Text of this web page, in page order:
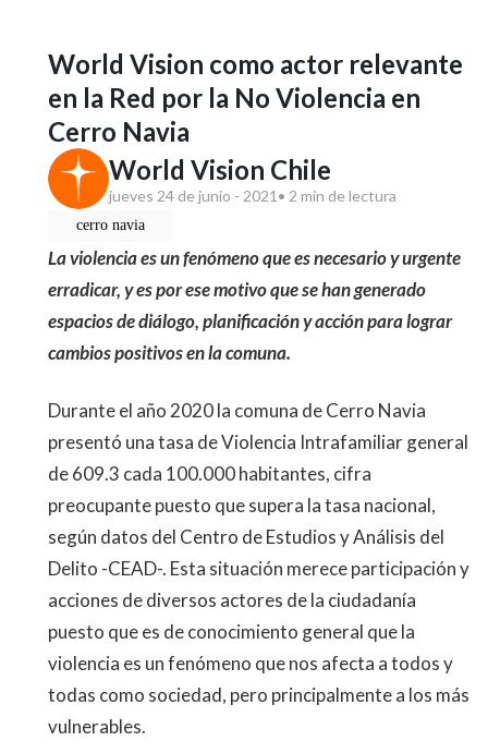
World Vision como actor relevante
en la Red por la No Violencia en
Cerro Navia
World Vision Chile
jueves 24 de junio - 2021 • 2 min de lectura
cerro navia
La violencia es un fenómeno que es necesario y urgente
erradicar, y es por ese motivo que se han generado
espacios de diálogo, planificación y acción para lograr
cambios positivos en la comuna.
Durante el año 2020 la comuna de Cerro Navia
presentó una tasa de Violencia Intrafamiliar general
de 609.3 cada 100.000 habitantes, cifra
preocupante puesto que supera la tasa nacional,
según datos del Centro de Estudios y Análisis del
Delito -CEAD-. Esta situación merece participación y
acciones de diversos actores de la ciudadanía
puesto que es de conocimiento general que la
violencia es un fenómeno que nos afecta a todos y
todas como sociedad, pero principalmente a los más
vulnerables.